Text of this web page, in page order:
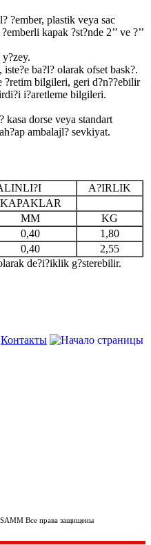
?ember, plastik veya sac
kapak ?st?nde 2’’ ve ?’’
ba?l? olarak ofset bask?.
?retim bilgileri, geri d?n??ebilir
i?aretleme bilgileri.
dorse veya standart
ambalajl? sevkiyat.
A?IRLIK
KAPAKLAR
MM
KG
0,40
1,80
0,40
2,55
de?i?iklik g?sterebilir.
Контакты
Все права защищены